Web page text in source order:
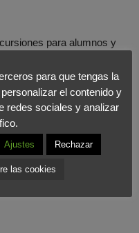
para alumnos y
Campamentos Apple
para que tengas la
el contenido y
redes sociales y analizar
Ajustes Rechazar
las cookies